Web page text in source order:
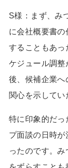
S様： まず、み
に会社概要書
することもあっ
ケジュール調整
後、候補企業へ
関心を示してい
特に印象的だっ
プ面談の日時
ったのです。